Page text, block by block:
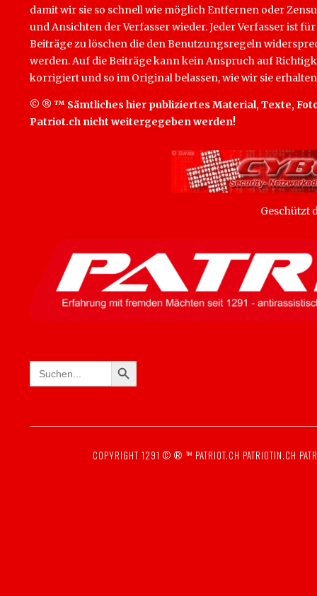
damit wir sie so schnell wie möglich Entfernen oder
und Ansichten der Verfasser wieder. Jeder Verfasser ist
Beiträge zu löschen die den Benutzungsregeln
werden. Auf die Beiträge kann kein Anspruch auf
korrigiert und so im Original belassen, wie wir sie
© ® ™ Sämtliches hier publiziertes Material, Texte,
Patriot.ch nicht weitergegeben werden!
Geschützt
Search
for:
SEARCH BUTTON
COPYRIGHT 1291 © ® ™ PATRIOT.CH PATRIOTIN.CH